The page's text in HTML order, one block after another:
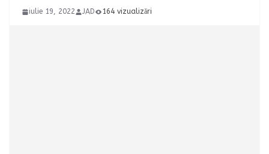
iulie 19, 2022 JAD 164 vizualizări